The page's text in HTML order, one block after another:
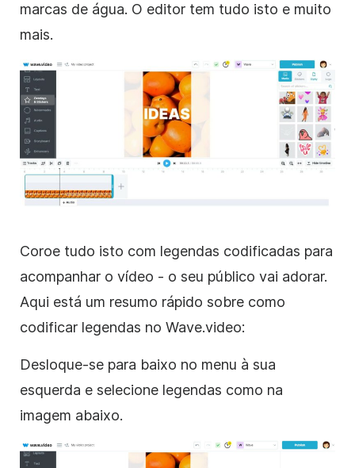
marcas de água. O editor tem tudo isto e muito
mais.
Coroe tudo isto com legendas codificadas para
acompanhar o vídeo - o seu público vai adorar.
Aqui está um resumo rápido sobre como
codificar legendas no Wave.video:
Desloque-se para baixo no menu à sua
esquerda e selecione legendas como na
imagem abaixo.